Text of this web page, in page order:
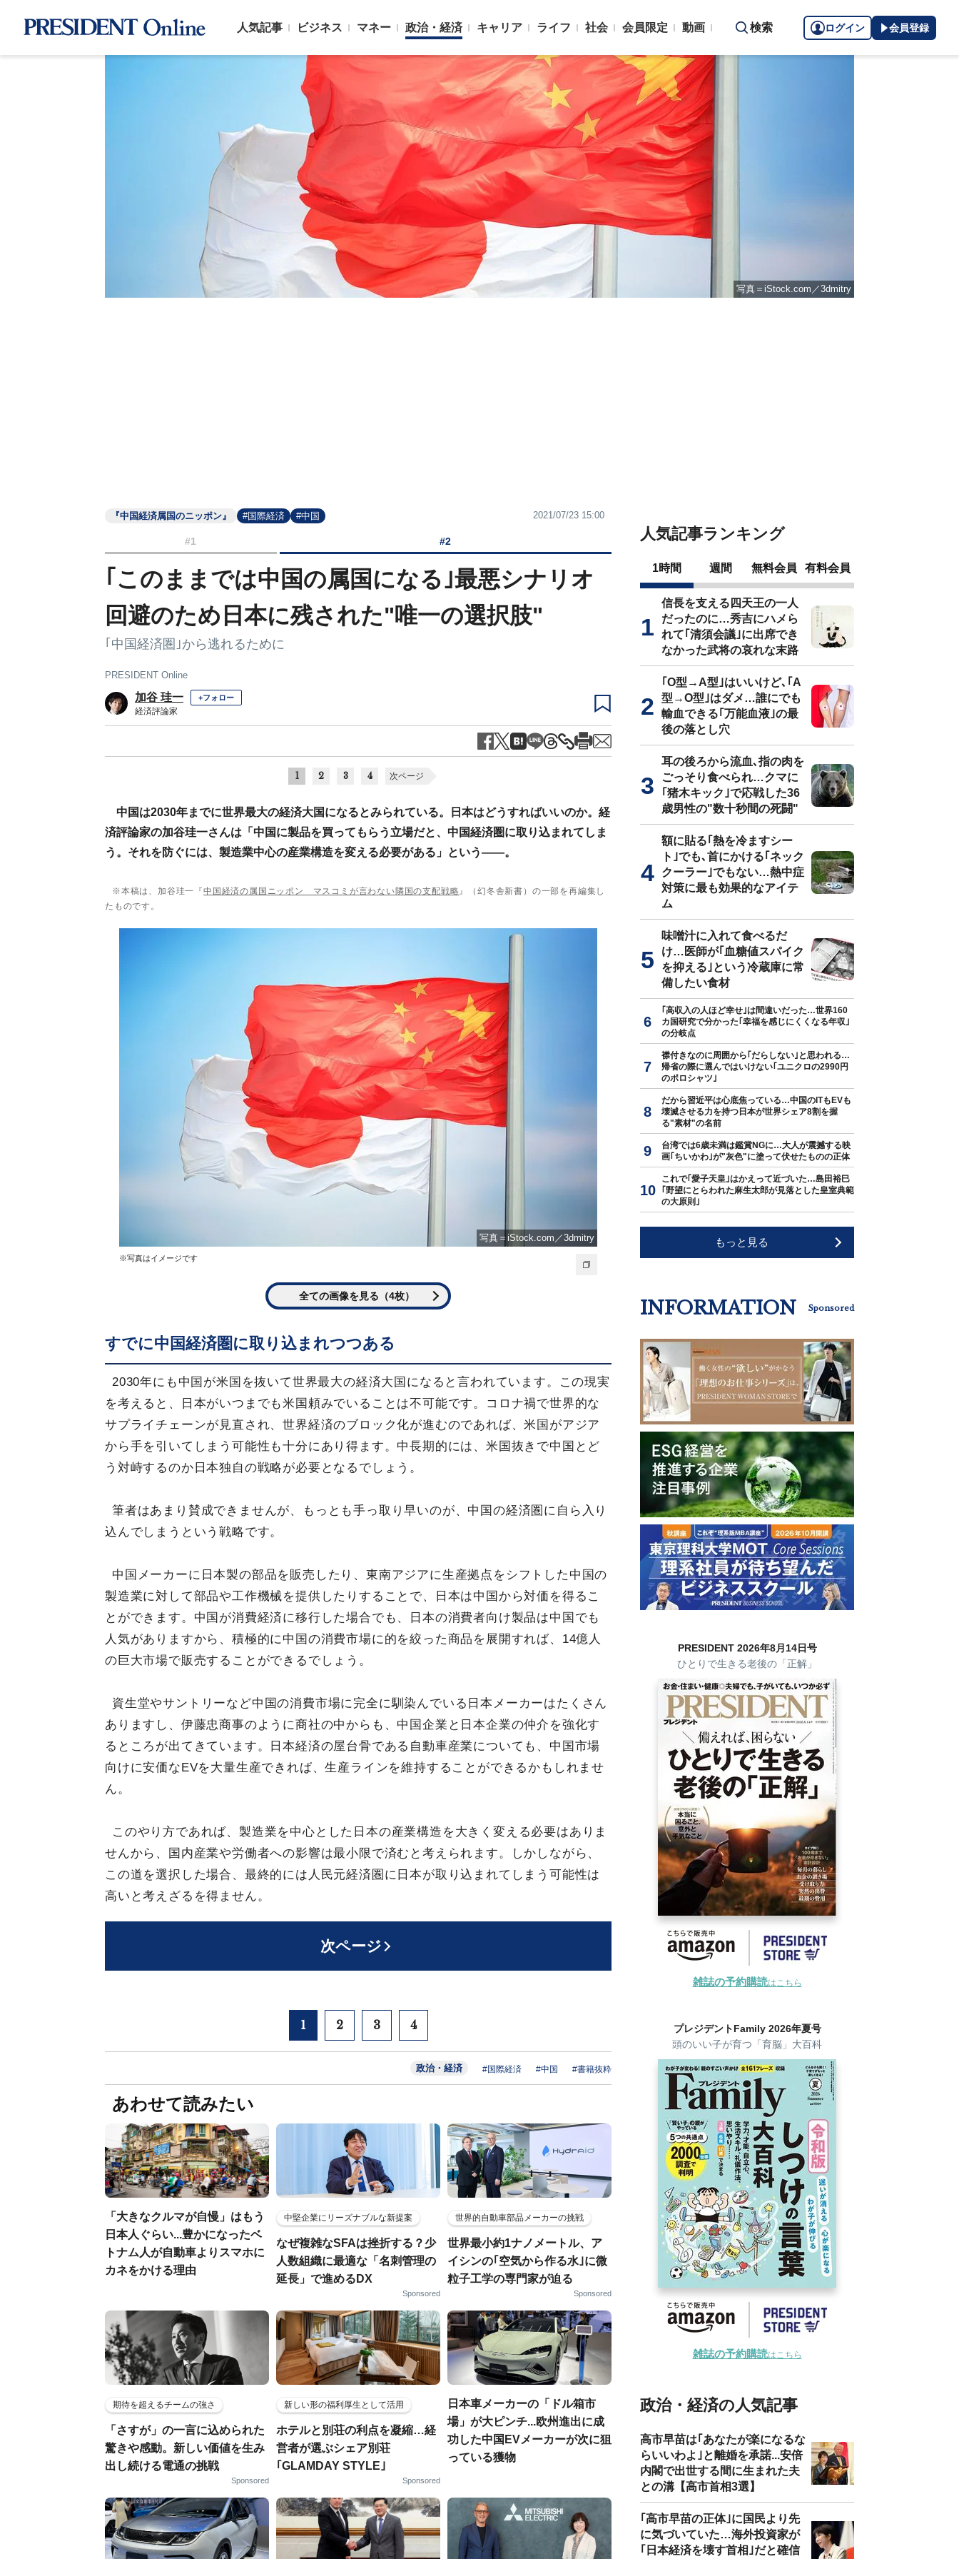
人気記事 ビジネス マネー 政治・経済 キャリア ライフ 社会 会員限定 動画 検索 ログイン 会員登録
写真＝iStock.com／3dmitry
『中国経済属国のニッポン』 #国際経済 #中国 2021/07/23 15:00
#1 #2
｢このままでは中国の属国になる｣最悪シナリオ
回避のため日本に残された"唯一の選択肢"
｢中国経済圏｣から逃れるために
PRESIDENT Online
加谷 珪一 +フォロー
経済評論家
1 2 3 4 次ページ
中国は2030年までに世界最大の経済大国になるとみられている。日本はどうすればいいのか。経
済評論家の加谷珪一さんは「中国に製品を買ってもらう立場だと、中国経済圏に取り込まれてしま
う。それを防ぐには、製造業中心の産業構造を変える必要がある」という――。
※本稿は、加谷珪一『中国経済の属国ニッポン マスコミが言わない隣国の支配戦略』（幻冬舎新書）の一部を再編集し
たものです。
写真＝iStock.com／3dmitry
※写真はイメージです
全ての画像を見る（4枚）
すでに中国経済圏に取り込まれつつある
2030年にも中国が米国を抜いて世界最大の経済大国になると言われています。この現実
を考えると、日本がいつまでも米国頼みでいることは不可能です。コロナ禍で世界的な
サプライチェーンが見直され、世界経済のブロック化が進むのであれば、米国がアジア
から手を引いてしまう可能性も十分にあり得ます。中長期的には、米国抜きで中国とど
う対峙するのか日本独自の戦略が必要となるでしょう。
筆者はあまり賛成できませんが、もっとも手っ取り早いのが、中国の経済圏に自ら入り
込んでしまうという戦略です。
中国メーカーに日本製の部品を販売したり、東南アジアに生産拠点をシフトした中国の
製造業に対して部品や工作機械を提供したりすることで、日本は中国から対価を得るこ
とができます。中国が消費経済に移行した場合でも、日本の消費者向け製品は中国でも
人気がありますから、積極的に中国の消費市場に的を絞った商品を展開すれば、14億人
の巨大市場で販売することができるでしょう。
資生堂やサントリーなど中国の消費市場に完全に馴染んでいる日本メーカーはたくさん
ありますし、伊藤忠商事のように商社の中からも、中国企業と日本企業の仲介を強化す
るところが出てきています。日本経済の屋台骨である自動車産業についても、中国市場
向けに安価なEVを大量生産できれば、生産ラインを維持することができるかもしれませ
ん。
このやり方であれば、製造業を中心とした日本の産業構造を大きく変える必要はありま
せんから、国内産業や労働者への影響は最小限で済むと考えられます。しかしながら、
この道を選択した場合、最終的には人民元経済圏に日本が取り込まれてしまう可能性は
高いと考えざるを得ません。
次ページ
1 2 3 4
政治・経済 #国際経済 #中国 #書籍抜粋
あわせて読みたい
「大きなクルマが自慢」はもう
日本人ぐらい...豊かになったベ
トナム人が自動車よりスマホに
カネをかける理由
中堅企業にリーズナブルな新提案
なぜ複雑なSFAは挫折する？少
人数組織に最適な「名刺管理の
延長」で進めるDX
Sponsored
世界的自動車部品メーカーの挑戦
世界最小約1ナノメートル、ア
イシンの｢空気から作る水｣に微
粒子工学の専門家が迫る
Sponsored
期待を超えるチームの強さ
「さすが」の一言に込められた
驚きや感動。新しい価値を生み
出し続ける電通の挑戦
Sponsored
新しい形の福利厚生として活用
ホテルと別荘の利点を凝縮…経
営者が選ぶシェア別荘
｢GLAMDAY STYLE｣
Sponsored
日本車メーカーの「ドル箱市
場」が大ピンチ...欧州進出に成
功した中国EVメーカーが次に狙
っている獲物
人気記事ランキング
1時間 週間 無料会員 有料会員
信長を支える四天王の一人
だったのに…秀吉にハメら
れて｢清須会議｣に出席でき
なかった武将の哀れな末路
｢O型→A型｣はいいけど､｢A
型→O型｣はダメ…誰にでも
輸血できる｢万能血液｣の最
後の落とし穴
耳の後ろから流血､指の肉を
ごっそり食べられ…クマに
｢猪木キック｣で応戦した36
歳男性の"数十秒間の死闘"
額に貼る｢熱を冷ますシー
ト｣でも､首にかける｢ネック
クーラー｣でもない…熱中症
対策に最も効果的なアイテ
ム
味噌汁に入れて食べるだ
け…医師が｢血糖値スパイク
を抑える｣という冷蔵庫に常
備したい食材
｢高収入の人ほど幸せ｣は間違いだった…世界160
カ国研究で分かった｢幸福を感じにくくなる年収｣
の分岐点
襟付きなのに周囲から｢だらしない｣と思われる…
帰省の際に選んではいけない｢ユニクロの2990円
のポロシャツ｣
だから習近平は心底焦っている…中国のITもEVも
壊滅させる力を持つ日本が世界シェア8割を握
る"素材"の名前
台湾では6歳未満は鑑賞NGに…大人が震撼する映
画｢ちいかわ｣が"灰色"に塗って伏せたものの正体
これで｢愛子天皇｣はかえって近づいた…島田裕巳
｢野望にとらわれた麻生太郎が見落とした皇室典範
の大原則｣
もっと見る
INFORMATION Sponsored
PRESIDENT 2026年8月14日号
ひとりで生きる老後の「正解」
雑誌の予約購読はこちら
プレジデントFamily 2026年夏号
頭のいい子が育つ「育脳」大百科
雑誌の予約購読はこちら
政治・経済の人気記事
高市早苗は｢あなたが楽になるな
らいいわよ｣と離婚を承諾...安倍
内閣で出世する間に生まれた夫
との溝【高市首相3選】
｢高市早苗の正体｣に国民より先
に気づいていた…海外投資家が
｢日本経済を壊す首相｣だと確信